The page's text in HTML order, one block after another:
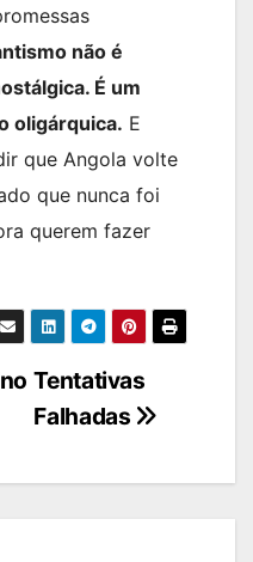
não é
É um
oligárquica. E
que Angola volte
que nunca foi
querem fazer
Tentativas
Falhadas